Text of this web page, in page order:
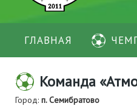
ГЛАВНАЯ
Команда
Город: п. Семибратово